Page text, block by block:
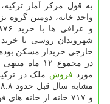
واحد خانه، دومین گروه
خارجی خریدار مسکن بوده
مورد فروش ملک در
و ۷۱۷ خانه از خانه